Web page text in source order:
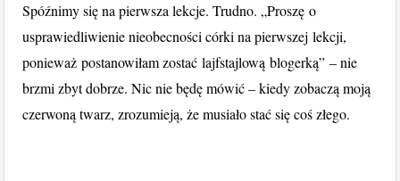
Spóźnimy się na pierwsza lekcje. Trudno. „Proszę o
usprawiedliwienie nieobecności córki na pierwszej lekcji,
ponieważ postanowiłam zostać lajfstajlową blogerką” – nie
brzmi zbyt dobrze. Nic nie będę mówić – kiedy zobaczą moją
czerwoną twarz, zrozumieją, że musiało stać się coś złego.